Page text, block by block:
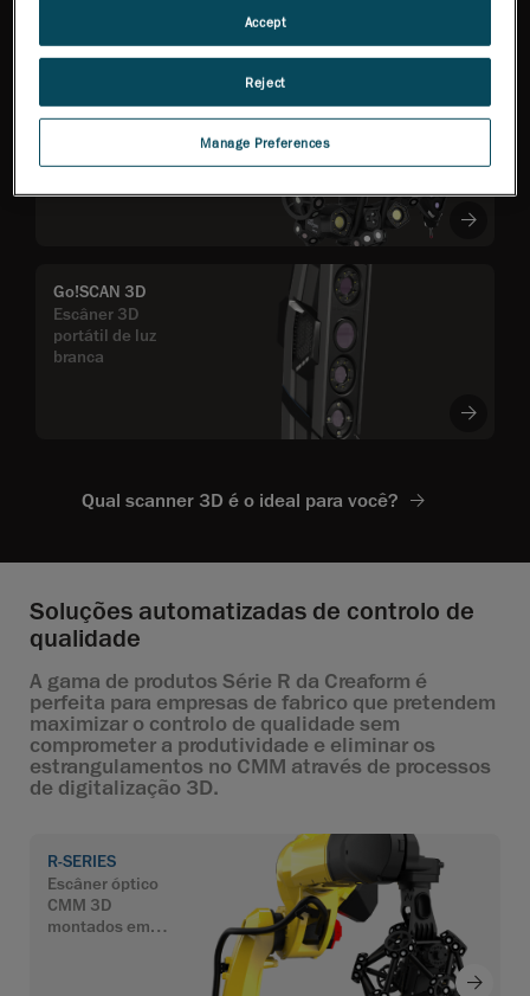
Flexibilidade total na
inspeção, com base em
precisão certificada pela
Go!SCAN 3D
Escâner 3D
portátil de luz
branca
Qual scanner 3D é o ideal para você?
Soluções automatizadas de controlo de
qualidade
A gama de produtos Série R da Creaform é
perfeita para empresas de fabrico que pretendem
maximizar o controlo de qualidade sem
comprometer a produtividade e eliminar os
estrangulamentos no CMM através de processos
de digitalização 3D.
R-SERIES
Escâner óptico
CMM 3D
montados em
Manage Preferences
Reject
Accept